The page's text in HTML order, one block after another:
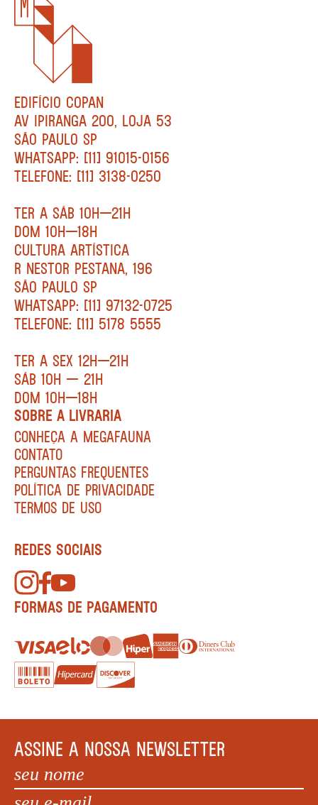
EDIFÍCIO COPAN
AV IPIRANGA 200, LOJA 53
SÃO PAULO SP
WHATSAPP: [11] 91015-0156
TELEFONE: [11] 3138-0250
TER A SÁB 10H—21H
DOM 10H—18H
CULTURA ARTÍSTICA
R NESTOR PESTANA, 196
SÃO PAULO SP
WHATSAPP: [11] 97132-0725
TELEFONE: [11] 5178 5555
TER A SEX 12H—21H
SÁB 10H — 21H
DOM 10H—18H
SOBRE A LIVRARIA
CONHEÇA A MEGAFAUNA
CONTATO
PERGUNTAS FREQUENTES
POLÍTICA DE PRIVACIDADE
TERMOS DE USO
REDES SOCIAIS
FORMAS DE PAGAMENTO
ASSINE A NOSSA NEWSLETTER